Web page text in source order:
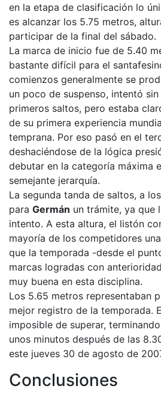
en la etapa de clasificación lo
es alcanzar los 5.75 metros,
participar de la final del sábado.
La marca de inicio fue de 5.40
bastante difícil para el
comienzos generalmente se
un poco de suspenso, intentó
primeros saltos, pero estaba
de su primera experiencia
temprana. Por eso pasó en el
deshaciéndose de la lógica
debutar en la categoría máxima
semejante jerarquía.
La segunda tanda de saltos, a
para Germán un trámite, ya que
intento. A esta altura, el listón
mayoría de los competidores
que la temporada -desde el
marcas logradas con
muy buena en esta disciplina.
Los 5.65 metros representaban
mejor registro de la temporada.
imposible de superar,
unos minutos después de las
este jueves 30 de agosto de
Conclusiones